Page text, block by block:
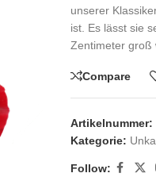
unserer
ist. Es lässt sie
Zentimeter groß
Compare
Artikelnummer:
Kategorie:
Follow: